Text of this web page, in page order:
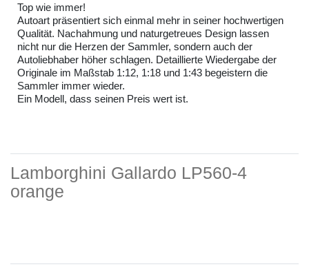
Top wie immer!
Autoart präsentiert sich einmal mehr in seiner hochwertigen
Qualität. Nachahmung und naturgetreues Design lassen
nicht nur die Herzen der Sammler, sondern auch der
Autoliebhaber höher schlagen. Detaillierte Wiedergabe der
Originale im Maßstab 1:12, 1:18 und 1:43 begeistern die
Sammler immer wieder.
Ein Modell, dass seinen Preis wert ist.
Lamborghini Gallardo LP560-4
orange